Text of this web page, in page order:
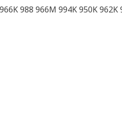
988 966M 994K 950K